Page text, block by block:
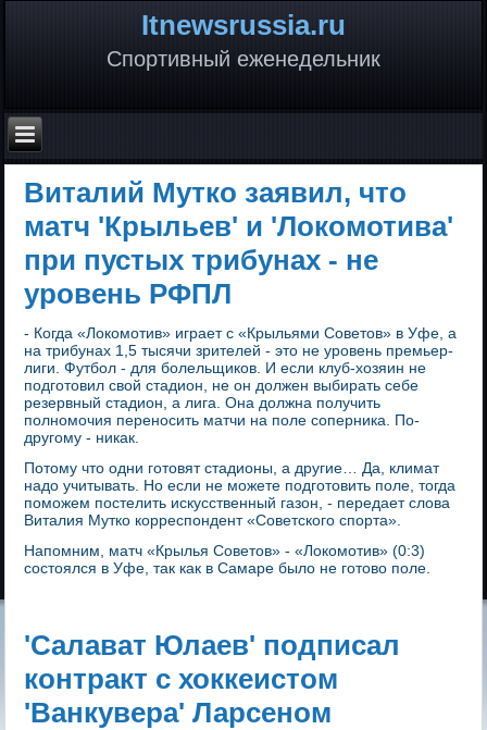
Itnewsrussia.ru
Спортивный еженедельник
Виталий Мутко заявил, что
матч 'Крыльев' и 'Локомотива'
при пустых трибунах - не
уровень РФПЛ
- Когда «Локомотив» играет с «Крыльями Советов» в Уфе, а
на трибунах 1,5 тысячи зрителей - это не уровень премьер-
лиги. Футбол - для болельщиков. И если клуб-хозяин не
подготовил свой стадион, не он должен выбирать себе
резервный стадион, а лига. Она должна получить
полномочия переносить матчи на поле соперника. По-
другому - никак.
Потому что одни готовят стадионы, а другие… Да, климат
надо учитывать. Но если не можете подготовить поле, тогда
поможем постелить искусственный газон, - передает слова
Виталия Мутко корреспондент «Советского спорта».
Напомним, матч «Крылья Советов» - «Локомотив» (0:3)
состоялся в Уфе, так как в Самаре было не готово поле.
'Салават Юлаев' подписал
контракт с хоккеистом
'Ванкувера' Ларсеном